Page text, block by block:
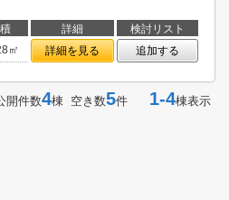
詳細
検討リスト
㎡ 詳細を見る 追加する
開件数4棟 空き数5件 1-4棟表示